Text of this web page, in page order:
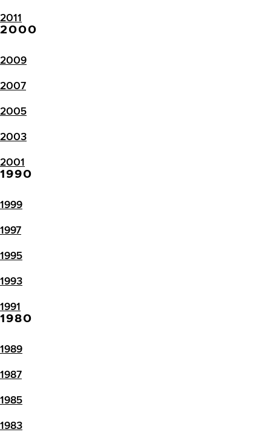
2011
2000
2009
2007
2005
2003
2001
1990
1999
1997
1995
1993
1991
1980
1989
1987
1985
1983